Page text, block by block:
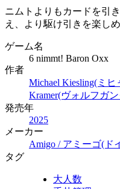
ニムトよりもカードを引
え、より駆け引きを楽し
ゲーム名
6 nimmt! Baron Oxx
作者
Michael Kiesling(ミ
Kramer(ヴォルフガ
発売年
2025
メーカー
Amigo / アミーゴ(ド
タグ
大人数